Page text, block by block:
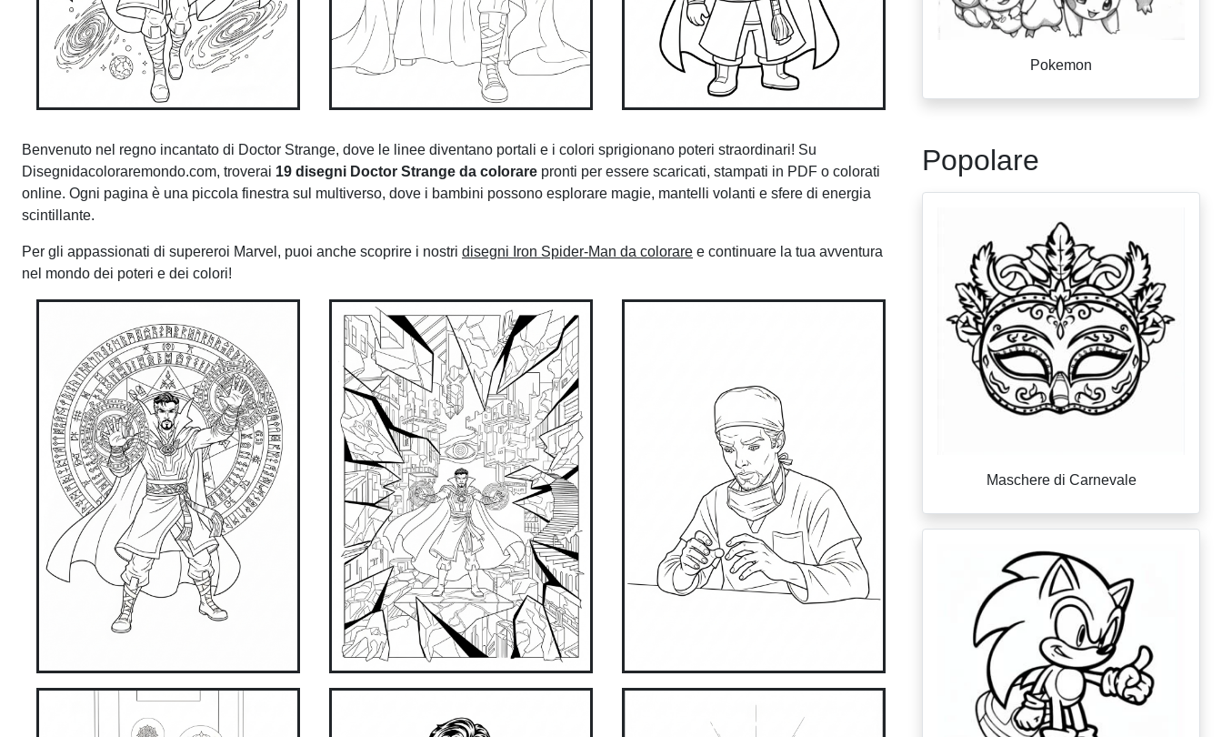
Benvenuto nel regno incantato di Doctor Strange, dove le linee diventano portali e i colori sprigionano poteri straordinari! Su
Disegnidacoloraremondo.com, troverai 19 disegni Doctor Strange da colorare pronti per essere scaricati, stampati in PDF o colorati
online. Ogni pagina è una piccola finestra sul multiverso, dove i bambini possono esplorare magie, mantelli volanti e sfere di energia
scintillante.
Per gli appassionati di supereroi Marvel, puoi anche scoprire i nostri disegni Iron Spider-Man da colorare e continuare la tua avventura
nel mondo dei poteri e dei colori!
Pokemon
Popolare
Maschere di Carnevale